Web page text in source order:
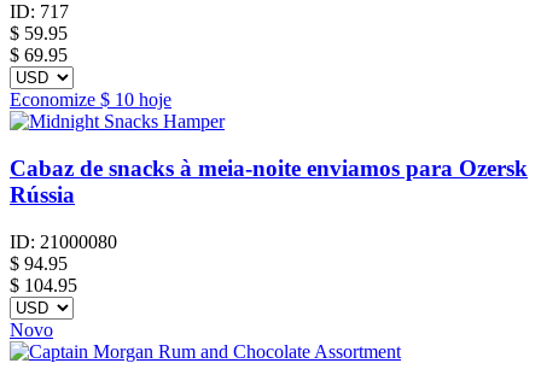
ID: 717
$ 59.95
$ 69.95
Economize $ 10 hoje
Cabaz de snacks à meia-noite enviamos para Ozersk
Rússia
ID: 21000080
$ 94.95
$ 104.95
Novo